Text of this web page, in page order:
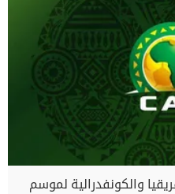
والكونفدرالية لموسم